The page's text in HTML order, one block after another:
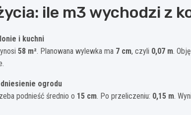
ile m3 wychodzi z
i kuchni
58 m². Planowana wylewka ma 7 cm, czyli 0,07 m.
ogrodu
podnieść średnio o 15 cm. Po przeliczeniu: 0,15 m.